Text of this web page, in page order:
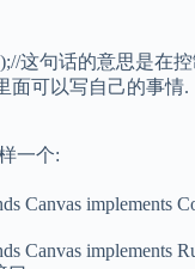
这句话的意思是在
可以写自己的事情.
一个:
Canvas implements
Canvas implements